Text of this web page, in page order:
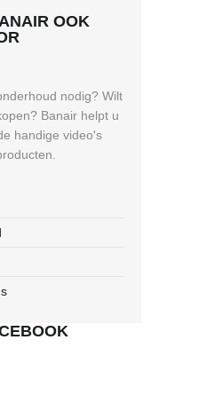
OOK
nodig? Wilt
Banair helpt u
handige video's